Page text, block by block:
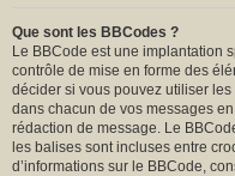
Que sont les BBCodes ?
Le BBCode est une implantation
contrôle de mise en forme des
décider si vous pouvez utiliser
dans chacun de vos messages
rédaction de message. Le
les balises sont incluses entre
d’informations sur le BBCode,